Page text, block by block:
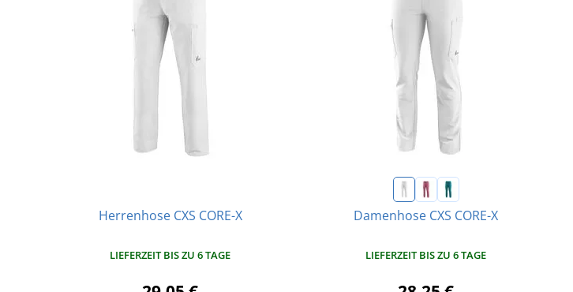
Herrenhose CXS CORE-X
LIEFERZEIT BIS ZU 6 TAGE
Damenhose CXS CORE-X
LIEFERZEIT BIS ZU 6 TAGE